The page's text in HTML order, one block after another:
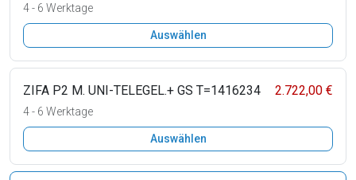
4 - 6 Werktage
Auswählen
ZIFA P2 M. UNI-TELEGEL.+ GS T=1416234 2.722,00 €
4 - 6 Werktage
Auswählen